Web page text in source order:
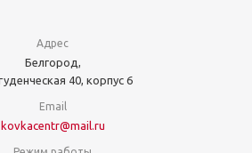
Адрес
Белгород,
40, корпус 6
Email
kovkacentr@mail.ru